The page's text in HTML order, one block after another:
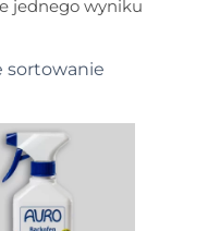
jednego wyniku